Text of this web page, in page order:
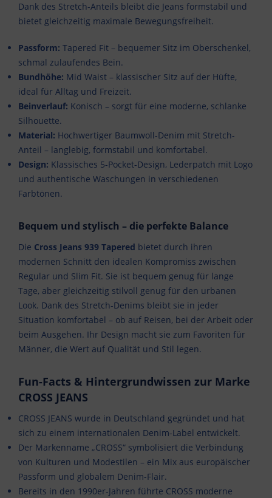
Dank des Stretch-Anteils bleibt die Jeans formstabil und
bietet gleichzeitig maximale Bewegungsfreiheit.
Passform: Tapered Fit – bequemer Sitz im Oberschenkel,
schmal zulaufendes Bein.
Bundhöhe: Mid Waist – klassischer Sitz auf der Hüfte,
ideal für Alltag und Freizeit.
Beinverlauf: Konisch – sorgt für eine moderne, schlanke
Silhouette.
Material: Hochwertiger Baumwoll-Denim mit Stretch-
Anteil – langlebig, formstabil und komfortabel.
Design: Klassisches 5-Pocket-Design, Lederpatch mit Logo
und authentische Waschungen in verschiedenen
Farbtönen.
Bequem und stylisch – die perfekte Balance
Die Cross Jeans 939 Tapered bietet durch ihren
modernen Schnitt den idealen Kompromiss zwischen
Regular und Slim Fit. Sie ist bequem genug für lange
Tage, aber gleichzeitig stilvoll genug für den urbanen
Look. Dank des Stretch-Denims bleibt sie in jeder
Situation komfortabel – ob auf Reisen, bei der Arbeit oder
beim Ausgehen. Ihr Design macht sie zum Favoriten für
Männer, die Wert auf Qualität und Stil legen.
Fun-Facts & Hintergrundwissen zur Marke
CROSS JEANS
CROSS JEANS wurde in Deutschland gegründet und hat
sich zu einem internationalen Denim-Label entwickelt.
Der Markenname „CROSS“ symbolisiert die Verbindung
von Kulturen und Modestilen – ein Mix aus europäischer
Passform und globalem Denim-Flair.
Bereits in den 1990er-Jahren führte CROSS moderne